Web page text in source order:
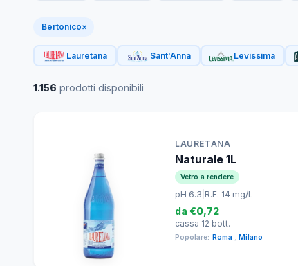
Bertonico×
Lauretana Sant'Anna Levissima
1.156 prodotti disponibili
LAURETANA
Naturale 1L
Vetro a rendere
pH 6.3 R.F. 14 mg/L
da €0,72
cassa 12 bott.
Popolare: Roma Milano